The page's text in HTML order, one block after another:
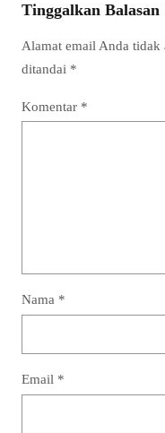
Tinggalkan Balasan
Alamat email Anda
ditandai *
Komentar *
Nama *
Email *